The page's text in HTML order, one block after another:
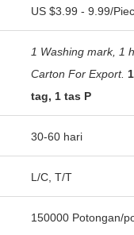
US $3.99 - 9.99/
1 Washing mark, 1
Carton For Export.
tag, 1 tas P
30-60 hari
L/C, T/T
150000 Potongan/